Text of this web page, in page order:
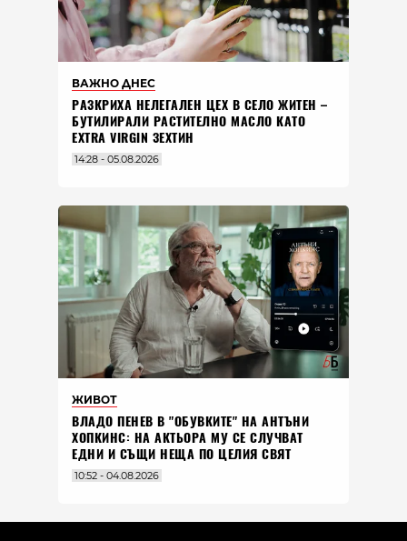
ВАЖНО ДНЕС
РАЗКРИХА НЕЛЕГАЛЕН ЦЕХ В СЕЛО ЖИТЕН –
БУТИЛИРАЛИ РАСТИТЕЛНО МАСЛО КАТО
EXTRA VIRGIN ЗЕХТИН
14:28 - 05.08.2026
ЖИВОТ
ВЛАДO ПЕНЕВ В "ОБУВКИТЕ" НА АНТЪНИ
ХОПКИНС: НА АКТЬОРА МУ СЕ СЛУЧВАТ
ЕДНИ И СЪЩИ НЕЩА ПО ЦЕЛИЯ СВЯТ
10:52 - 04.08.2026